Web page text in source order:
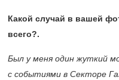
Какой случай в вашей
всего?.
Был у меня один жуткий
с событиями в Секторе